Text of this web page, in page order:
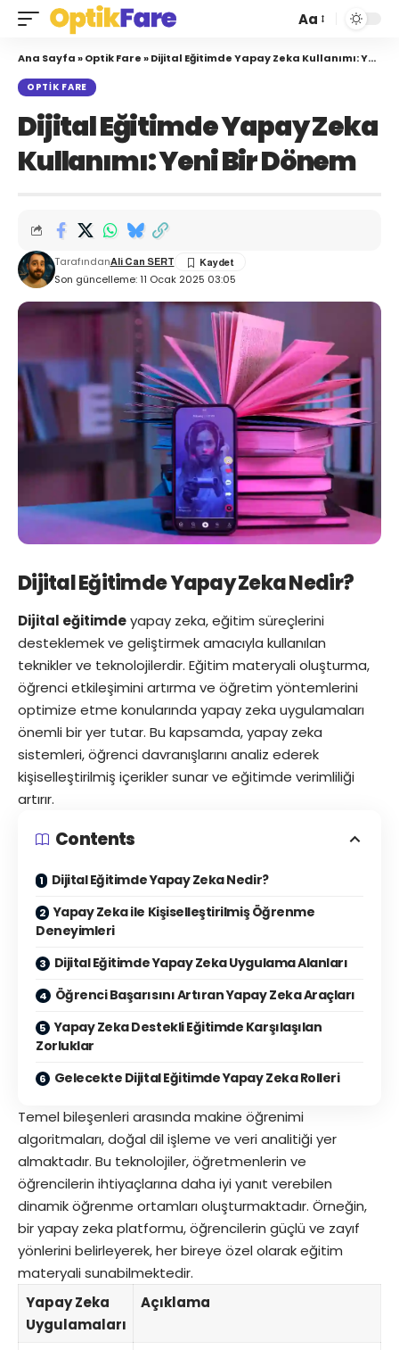
Aa
Ana Sayfa»Optik Fare»Dijital Eğitimde Yapay Zeka Kullanımı: Yeni Bir Dönem
OPTIK FARE
Dijital Eğitimde Yapay Zeka
Kullanımı: Yeni Bir Dönem
Son güncelleme: 11 Ocak 2025 03:05
TarafındanAli Can SERT
Dijital Eğitimde Yapay Zeka Nedir?
Dijital eğitimdeyapay zeka, eğitim süreçlerini
desteklemek ve geliştirmek amacıyla kullanılan
teknikler ve teknolojilerdir. Eğitim materyali oluşturma,
öğrenci etkileşimini artırma ve öğretim yöntemlerini
optimize etme konularında yapay zeka uygulamaları
önemli bir yer tutar. Bu kapsamda, yapay zeka
sistemleri, öğrenci davranışlarını analiz ederek
kişiselleştirilmiş içerikler sunar ve eğitimde verimliliği
artırır.
Contents
Dijital Eğitimde Yapay Zeka Nedir?
Yapay Zeka ile Kişiselleştirilmiş Öğrenme
Deneyimleri
Dijital Eğitimde Yapay Zeka Uygulama Alanları
Öğrenci Başarısını Artıran Yapay Zeka Araçları
Yapay Zeka Destekli Eğitimde Karşılaşılan
Zorluklar
Gelecekte Dijital Eğitimde Yapay Zeka Rolleri
Temel bileşenleri arasında makine öğrenimi
algoritmaları, doğal dil işleme ve veri analitiği yer
almaktadır. Bu teknolojiler, öğretmenlerin ve
öğrencilerin ihtiyaçlarına daha iyi yanıt verebilen
dinamik öğrenme ortamları oluşturmaktadır. Örneğin,
bir yapay zeka platformu, öğrencilerin güçlü ve zayıf
yönlerini belirleyerek, her bireye özel olarak eğitim
materyali sunabilmektedir.
Yapay Zeka
Uygulamaları
Açıklama